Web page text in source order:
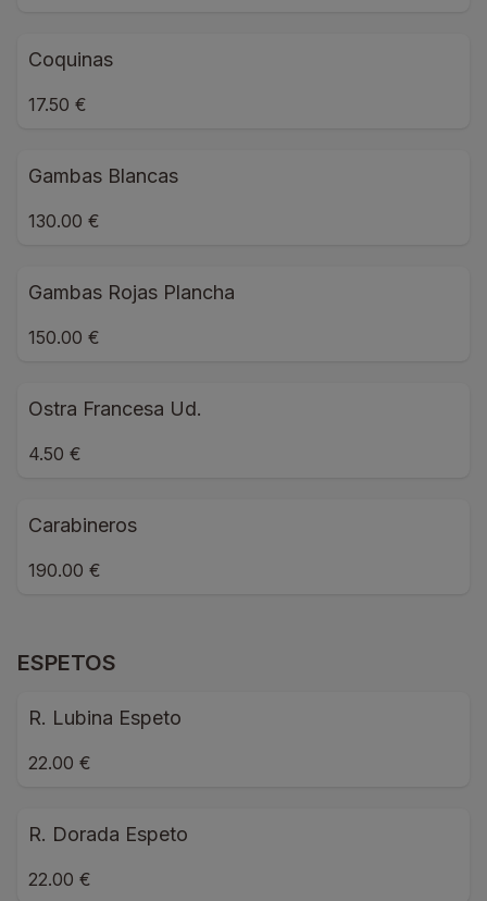
Coquinas
17.50 €
Gambas Blancas
130.00 €
Gambas Rojas Plancha
150.00 €
Ostra Francesa Ud.
4.50 €
Carabineros
190.00 €
ESPETOS
R. Lubina Espeto
22.00 €
R. Dorada Espeto
22.00 €